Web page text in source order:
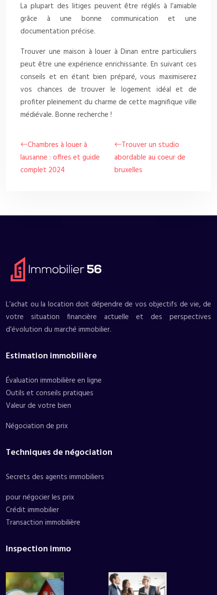
La plupart des litiges peuvent être réglés à l’amiable
grâce à une bonne communication et une
documentation précise.
Trouver une maison à louer à Dinan entre particuliers
peut être une expérience enrichissante. En suivant ces
conseils et en étant bien préparé, vous maximiserez
vos chances de trouver le logement idéal et de
profiter pleinement du charme de cette magnifique ville
médiévale. Bonne recherche !
Chambres à louer à
lausanne : offres et guide
complet 2024
Trouver un studio
abordable au coeur de
bruxelles
L’achat ou la location doit dépendre de vos objectifs de vie, de
votre situation financière actuelle et des perspectives
d’évolution du marché immobilier.
Estimation immobilière
Évaluation immobilière en ligne
Outils et conseils pratiques
Valeur de votre bien
Négociation de prix
Techniques de négociation
Secrets des agents immobiliers
pour négocier les prix
Crédit immobilier
Transaction immobilière
Inspection immo